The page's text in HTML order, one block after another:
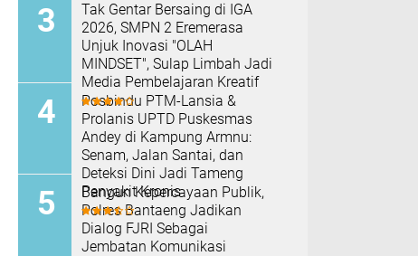
Tak Gentar Bersaing di IGA
2026, SMPN 2 Eremerasa
Unjuk Inovasi "OLAH
MINDSET", Sulap Limbah Jadi
Media Pembelajaran Kreatif
Posbindu PTM-Lansia &
Prolanis UPTD Puskesmas
Andey di Kampung Armnu:
Senam, Jalan Santai, dan
Deteksi Dini Jadi Tameng
Penyakit Kronis
Bangun Kepercayaan Publik,
Polres Bantaeng Jadikan
Dialog FJRI Sebagai
Jembatan Komunikasi